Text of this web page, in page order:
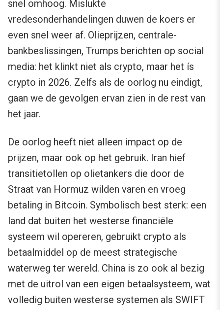
snel omhoog. Mislukte
vredesonderhandelingen duwen de koers er
even snel weer af. Olieprijzen, centrale-
bankbeslissingen, Trumps berichten op social
media: het klinkt niet als crypto, maar het ís
crypto in 2026. Zelfs als de oorlog nu eindigt,
gaan we de gevolgen ervan zien in de rest van
het jaar.
De oorlog heeft niet alleen impact op de
prijzen, maar ook op het gebruik. Iran hief
transitietollen op olietankers die door de
Straat van Hormuz wilden varen en vroeg
betaling in Bitcoin. Symbolisch best sterk: een
land dat buiten het westerse financiële
systeem wil opereren, gebruikt crypto als
betaalmiddel op de meest strategische
waterweg ter wereld. China is zo ook al bezig
met de uitrol van een eigen betaalsysteem, wat
volledig buiten westerse systemen als SWIFT